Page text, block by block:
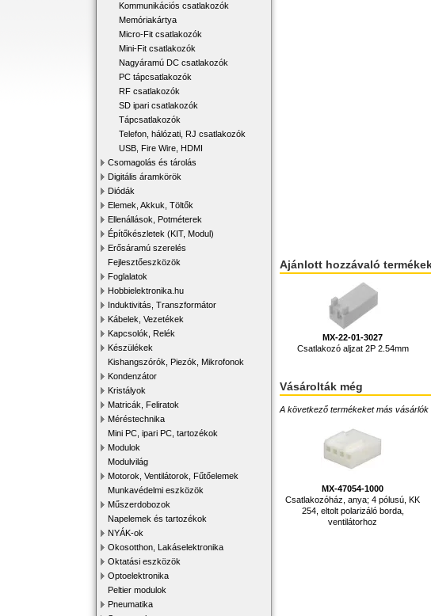
Kommunikációs csatlakozók
Memóriakártya
Micro-Fit csatlakozók
Mini-Fit csatlakozók
Nagyáramú DC csatlakozók
PC tápcsatlakozók
RF csatlakozók
SD ipari csatlakozók
Tápcsatlakozók
Telefon, hálózati, RJ csatlakozók
USB, Fire Wire, HDMI
Csomagolás és tárolás
Digitális áramkörök
Diódák
Elemek, Akkuk, Töltők
Ellenállások, Potméterek
Építőkészletek (KIT, Modul)
Erősáramú szerelés
Fejlesztőeszközök
Foglalatok
Hobbielektronika.hu
Induktivitás, Transzformátor
Kábelek, Vezetékek
Kapcsolók, Relék
Készülékek
Kishangszórók, Piezók, Mikrofonok
Kondenzátor
Kristályok
Matricák, Feliratok
Méréstechnika
Mini PC, ipari PC, tartozékok
Modulok
Modulvilág
Motorok, Ventilátorok, Fűtőelemek
Munkavédelmi eszközök
Műszerdobozok
Napelemek és tartozékok
NYÁK-ok
Okosotthon, Lakáselektronika
Oktatási eszközök
Optoelektronika
Peltier modulok
Pneumatika
Ajánlott hozzávaló
MX-22-01-3027
Csatlakozó aljzat 2P 2.54mm
Vásárolták még
A következő termékeket más vásárlók
MX-47054-1000
Csatlakozóház, anya; 4 pólusú, KK
254, eltolt polarizáló borda,
ventilátorhoz